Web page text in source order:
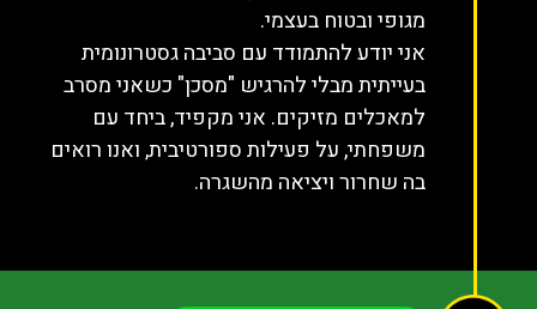
מגופי ובטוח בעצמי.
אני יודע להתמודד עם סביבה גסטרונומית
בעייתית מבלי להרגיש "מסכן" כשאני מסרב
למאכלים מזיקים. אני מקפיד, ביחד עם
משפחתי, על פעילות ספורטיבית, ואנו רואים
בה שחרור ויציאה מהשגרה.